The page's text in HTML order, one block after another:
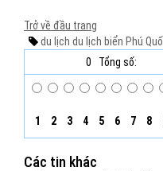
Trở về đầu trang
du lịch du lịch biển Phú
0
Tổng số:
1 2 3 4 5 6 7 8
Các tin khác